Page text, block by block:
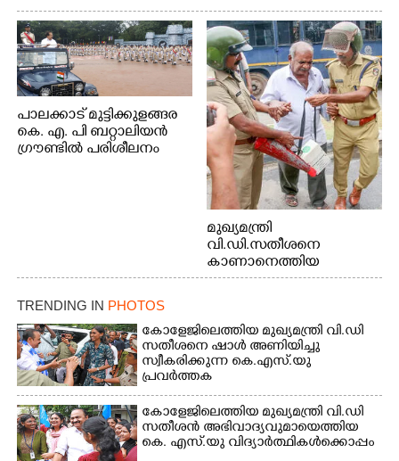
പാലക്കാട് മുട്ടിക്കുളങ്ങര
കെ. എ. പി ബറ്റാലിയൻ
ഗ്രൗണ്ടിൽ പരിശീലനം
മുഖ്യമന്ത്രി
വി.ഡി.സതീശനെ
കാണാനെത്തിയ
മോഹനൻ നായർ
TRENDING IN PHOTOS
കോളേജിലെത്തിയ മുഖ്യമന്ത്രി വി.ഡി
സതീശനെ ഷാൾ അണിയിച്ചു
സ്വീകരിക്കുന്ന കെ.എസ്.യു
പ്രവർത്തക
കോളേജിലെത്തിയ മുഖ്യമന്ത്രി വി.ഡി
സതീശൻ അഭിവാദ്യവുമായെത്തിയ
കെ. എസ്.യു വിദ്യാർത്ഥികൾക്കൊപ്പം